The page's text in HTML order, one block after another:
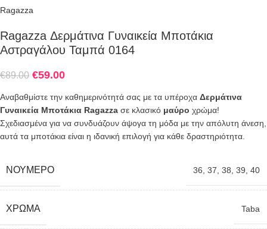
Ragazza
Ragazza Δερμάτινα Γυναικεία Μποτάκια
Αστραγάλου Ταμπά 0164
€89.00 €59.00
Αναβαθμίστε την καθημερινότητά σας με τα υπέροχα Δερμάτινα
Γυναικεία Μποτάκια Ragazza σε κλασικό μαύρο χρώμα!
Σχεδιασμένα για να συνδυάζουν άψογα τη μόδα με την απόλυτη άνεση,
αυτά τα μποτάκια είναι η ιδανική επιλογή για κάθε δραστηριότητα.
ΝΟΎΜΕΡΟ 36, 37, 38, 39, 40
ΧΡΏΜΑ Taba